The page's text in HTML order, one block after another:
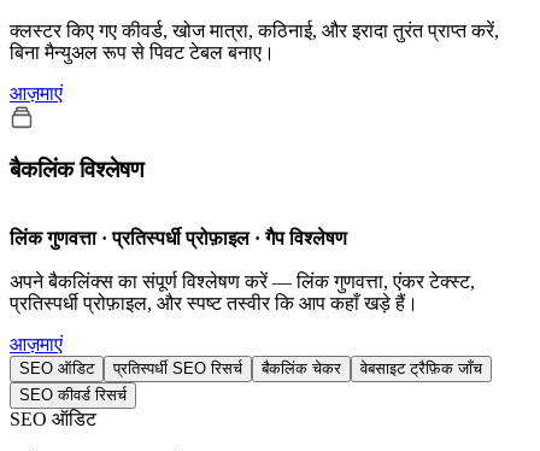
क्लस्टर किए गए कीवर्ड, खोज मात्रा, कठिनाई, और इरादा तुरंत प्राप्त करें,
बिना मैन्युअल रूप से पिवट टेबल बनाए।
आज़माएं
बैकलिंक विश्लेषण
लिंक गुणवत्ता · प्रतिस्पर्धी प्रोफ़ाइल · गैप विश्लेषण
अपने बैकलिंक्स का संपूर्ण विश्लेषण करें — लिंक गुणवत्ता, एंकर टेक्स्ट,
प्रतिस्पर्धी प्रोफ़ाइल, और स्पष्ट तस्वीर कि आप कहाँ खड़े हैं।
आज़माएं
SEO ऑडिट प्रतिस्पर्धी SEO रिसर्च बैकलिंक चेकर
वेबसाइट ट्रैफ़िक जाँच
SEO कीवर्ड रिसर्च
SEO ऑडिट